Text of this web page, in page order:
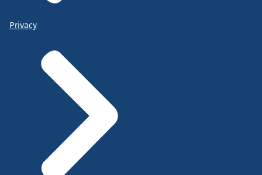
Privacy